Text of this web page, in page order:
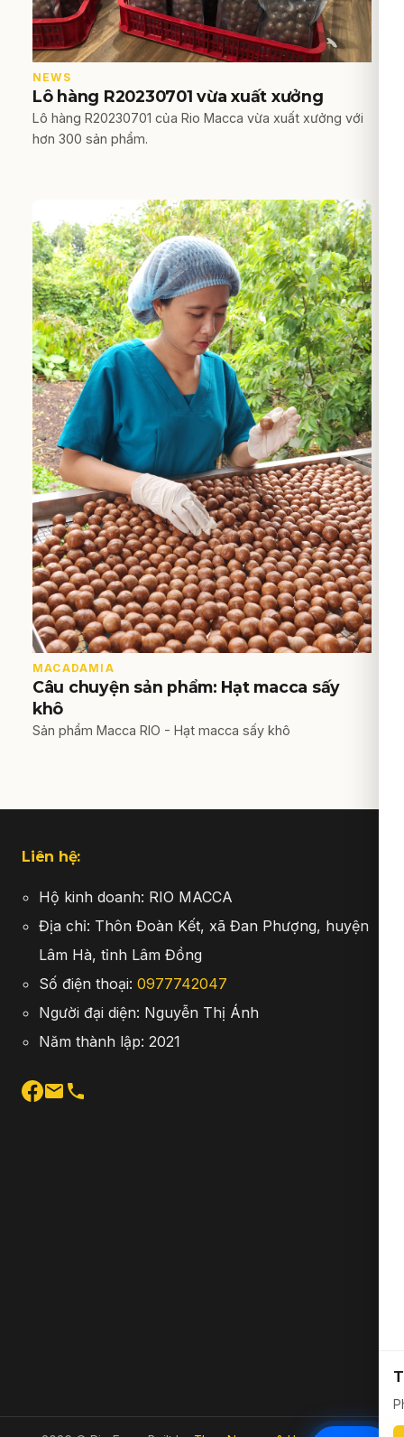
NEWS
Lô hàng R20230701 vừa xuất xưởng
Lô hàng R20230701 của Rio Macca vừa xuất xưởng với
hơn 300 sản phẩm.
MACADAMIA
Câu chuyện sản phẩm: Hạt macca sấy
khô
Sản phẩm Macca RIO - Hạt macca sấy khô
Liên hệ:
Hộ kinh doanh: RIO MACCA
Địa chỉ: Thôn Đoàn Kết, xã Đan Phượng, huyện
Lâm Hà, tỉnh Lâm Đồng
Số điện thoại:0977742047
Người đại diện: Nguyễn Thị Ánh
Năm thành lập: 2021